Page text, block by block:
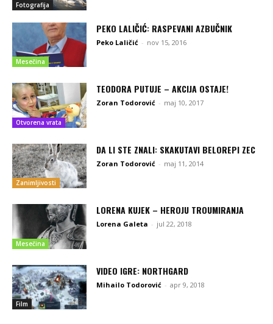
Fotografija
Mesečina
PEKO LALIČIĆ: RASPEVANI AZBUČNIK
Peko Laličić - nov 15, 2016
Otvorena vrata
TEODORA PUTUJE – AKCIJA OSTAJE!
Zoran Todorović - maj 10, 2017
Zanimljivosti
DA LI STE ZNALI: SKAKUTAVI BELOREPI ZEC
Zoran Todorović - maj 11, 2014
Mesečina
LORENA KUJEK – HEROJU TROUMIRANJA
Lorena Galeta - jul 22, 2018
Film
VIDEO IGRE: NORTHGARD
Mihailo Todorović - apr 9, 2018